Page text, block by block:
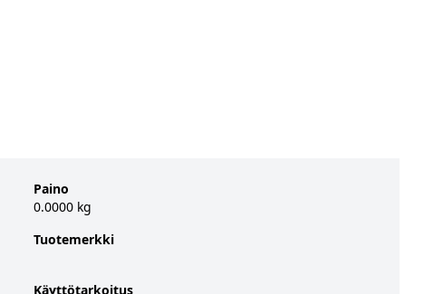
Paino
0.0000 kg
Tuotemerkki
Käyttötarkoitus